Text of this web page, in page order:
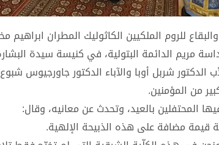
للروم الملكيين الكاثوليك المطران
مريم الدائمة البتولية، في كنيسة سيدة
الدكتور شربل أوبا والآباء الدكتور جاورجيوس
من المؤمنين.
المحتفلين بالعيد، وتحدث عن معانيه، وقال:
قيمة مضافة على هذه الذبيحة الإلهية.